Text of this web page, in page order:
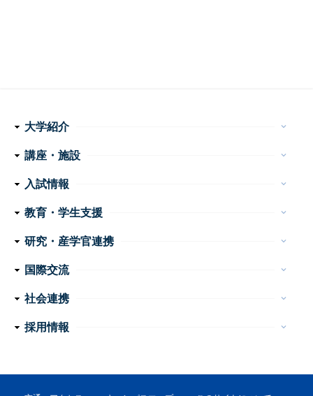
フ
タ
ー
ナ
ビ
ゲ
ー
ョ
大学紹介 keyboard_arrow_down
理念・使命
学長メッセージ
特色ある取り組み
運営組織
情報公開
講座・施設 keyboard_arrow_down
医学科
看護学科
附属病院
センター・施設等
入試情報 keyboard_arrow_down
医学部 医学科・看護学科
大学院医学系研究科
大学案内
イベント
お問い合わせ
教育・学生支援 keyboard_arrow_down
教育
学生生活
特色ある教育プログラム
諸手続・諸証明
学生相談
研究・産学官連携 keyboard_arrow_down
産学官連携
重点プロジェクト・研究成果
研究支援
研究公正
国際交流 keyboard_arrow_down
外国人留学生の手引き
国際交流会館
社会連携 keyboard_arrow_down
公開講座
高大連携
地域医療教育研究拠点
震災支援
採用情報 keyboard_arrow_down